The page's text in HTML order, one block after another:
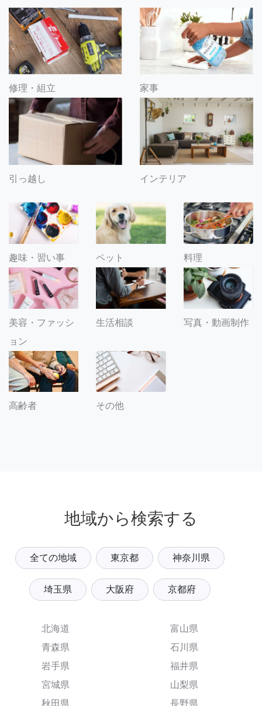
修理・組立 家事
引っ越し インテリア
趣味・習い事 ペット 料理
美容・ファッシ
ョン
生活相談 写真・動画制作
高齢者 その他
地域から検索する
全ての地域 東京都 神奈川県
埼玉県 大阪府 京都府
北海道
青森県
岩手県
宮城県
秋田県
富山県
石川県
福井県
山梨県
長野県